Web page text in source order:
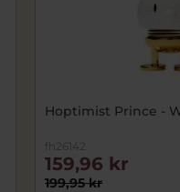
Hoptimist Prince -
fh26142
199,95 kr
159,96 kr